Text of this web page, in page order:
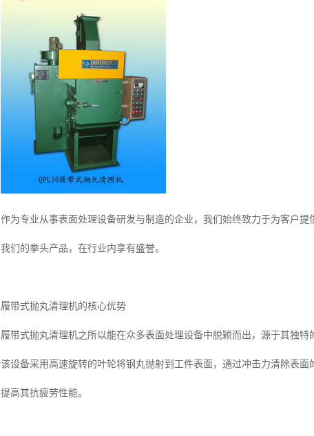
作为专业从事表面处理设备研发与制造的企业，我们始终致力于为客户
我们的拳头产品，在行业内享有盛誉。
履带式抛丸清理机的核心优势
履带式抛丸清理机之所以能在众多表面处理设备中脱颖而出，源于其独特
该设备采用高速旋转的叶轮将钢丸抛射到工件表面，通过冲击力清除表
提高其抗疲劳性能。